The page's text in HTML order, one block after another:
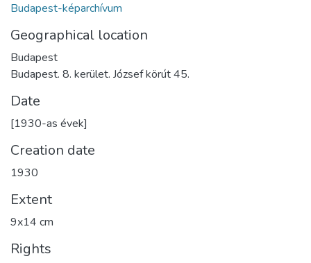
Budapest-képarchívum
Geographical location
Budapest
Budapest. 8. kerület. József körút 45.
Date
[1930-as évek]
Creation date
1930
Extent
9x14 cm
Rights